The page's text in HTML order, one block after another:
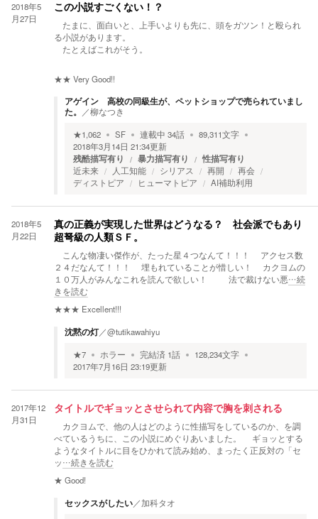
2018年5
月27日
この小説すごくない！？
たまに、面白いと、上手いよりも先に、頭をガツン！と殴られ
る小説があります。
たとえばこれがそう。
★★ Very Good!!
アゲイン 高校の同級生が、ペットショップで売られていまし
た。
／柳なつき
★1,062 SF 連載中 34話 89,311文字
2018年3月14日 21:34更新
残酷描写有り 暴力描写有り 性描写有り
近未来 人工知能 シリアス 再開
再会
ディストピア
ヒューマトピア AI補助利用
2018年5
月22日
真の正義が実現した世界はどうなる？ 社会派でもあり
超弩級の人類ＳＦ。
こんな物凄い傑作が、たった星４つなんて！！！ アクセス数
２４だなんて！！！ 埋もれていることが惜しい！ カクヨムの
１０万人がみんなこれを読んで欲しい！ 法で裁けない悪…続
きを読む
★★★ Excellent!!!
沈黙の灯／@tutikawahiyu
★7 ホラー 完結済 1話 128,234文字
2017年7月16日 23:19更新
2017年12
月31日
タイトルでギョッとさせられて内容で胸を刺される
カクヨムで、他の人はどのように性描写をしているのか、を調
べているうちに、この小説にめぐりあいました。 ギョッとする
ようなタイトルに目をひかれて読み始め、まったく正反対の「セ
ッ…続きを読む
★ Good!
セックスがしたい／加科タオ